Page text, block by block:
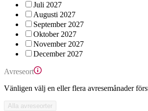
Juli 2027
Augusti 2027
September 2027
Oktober 2027
November 2027
December 2027
Avreseort
Vänligen välj en eller flera avresemånader
Alla avreseorter